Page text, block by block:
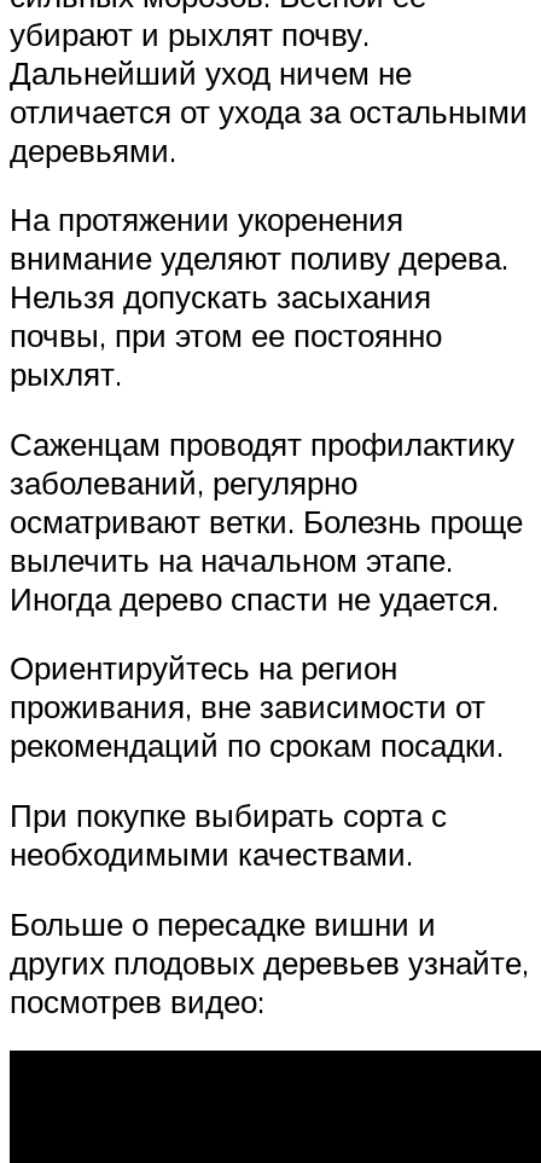
убирают и рыхлят почву.
Дальнейший уход ничем не
отличается от ухода за остальными
деревьями.
На протяжении укоренения
внимание уделяют поливу дерева.
Нельзя допускать засыхания
почвы, при этом ее постоянно
рыхлят.
Саженцам проводят профилактику
заболеваний, регулярно
осматривают ветки. Болезнь проще
вылечить на начальном этапе.
Иногда дерево спасти не удается.
Ориентируйтесь на регион
проживания, вне зависимости от
рекомендаций по срокам посадки.
При покупке выбирать сорта с
необходимыми качествами.
Больше о пересадке вишни и
других плодовых деревьев узнайте,
посмотрев видео: